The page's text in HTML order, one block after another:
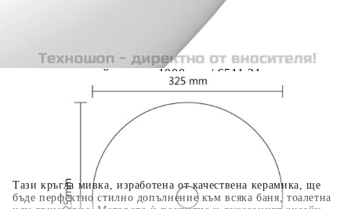
Тази кръгла мивка, изработена от качествена керамика, ще
бъде перфектно стилно допълнение към всяка баня, тоалетна
Плащане на 4 вноски. Заплащате 20% от стойността на
поръчката си на момента с карта. Останалата сума се
разделя на 3 равни месечни вноски без оскъпяване. За
покупки на стойност до 1000 лв. / €511.31
Плащане на 6 вноски. Стойността на поръчката се
разпределя в 6 равни месечни вноски с оскъпяване. За
покупки на стойност до 2000 лв. / €1022.61